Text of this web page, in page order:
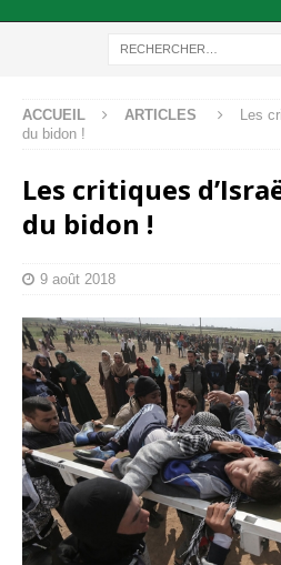
ACCUEIL ARTICLES
Les
du bidon !
Les critiques
du bidon !
9 août 2018